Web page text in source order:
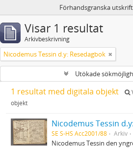
Förhandsgranska utskrift
Visar 1 resultat
Arkivbeskrivning
Nicodemus Tessin d.y: Resedagbok
Utökade
1 resultat med digitala objekt
objekt
Nicodemus Tessin
SE S-HS Acc2001/88 Arkiv
Nicodemus Tessin den